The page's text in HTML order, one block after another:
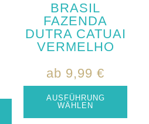
BRASIL
FAZENDA
DUTRA CATUAI
VERMELHO
ab 9,99€
AUSFÜHRUNG
WÄHLEN